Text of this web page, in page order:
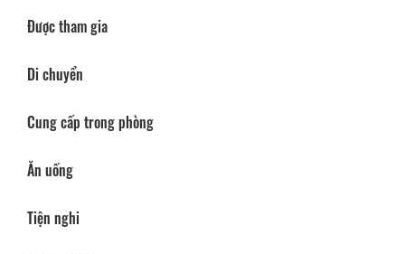
Được tham gia
Di chuyển
Cung cấp trong phòng
Ăn uống
Tiện nghi